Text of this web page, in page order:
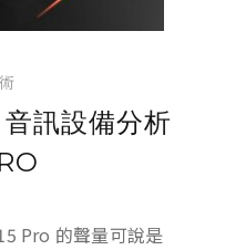
訊設備分析